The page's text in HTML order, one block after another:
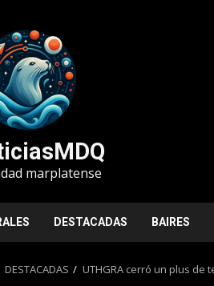
marplatense
DESTACADAS BAIRES
DESTACADAS UTHGRA cerró un plus